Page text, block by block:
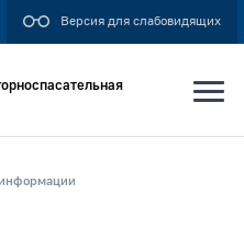
Версия для слабовидящих